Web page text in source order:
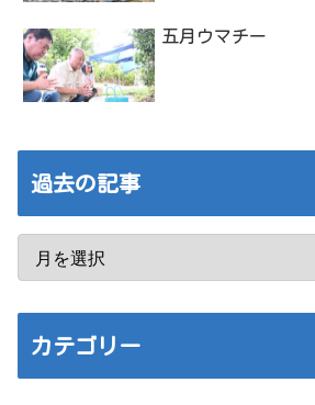
五月ウマチー
過去の記事
カテゴリー